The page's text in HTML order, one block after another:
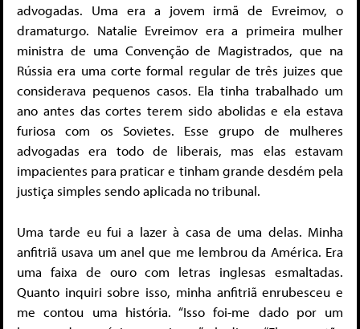
advogadas. Uma era a jovem irmã de Evreimov, o
dramaturgo. Natalie Evreimov era a primeira mulher
ministra de uma Convenção de Magistrados, que na
Rússia era uma corte formal regular de três juizes que
considerava pequenos casos. Ela tinha trabalhado um
ano antes das cortes terem sido abolidas e ela estava
furiosa com os Sovietes. Esse grupo de mulheres
advogadas era todo de liberais, mas elas estavam
impacientes para praticar e tinham grande desdém pela
justiça simples sendo aplicada no tribunal.
Uma tarde eu fui a lazer à casa de uma delas. Minha
anfitriã usava um anel que me lembrou da América. Era
uma faixa de ouro com letras inglesas esmaltadas.
Quanto inquiri sobre isso, minha anfitriã enrubesceu e
me contou uma história. “Isso foi-me dado por um